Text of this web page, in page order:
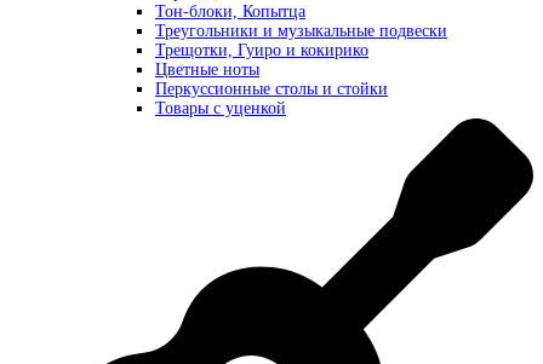
Тон-блоки, Копытца
Треугольники и музыкальные подвески
Трещотки, Гуиро и кокирико
Цветные ноты
Перкуссионные столы и стойки
Товары с уценкой